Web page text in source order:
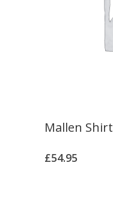
Mallen Shirt
£54.95